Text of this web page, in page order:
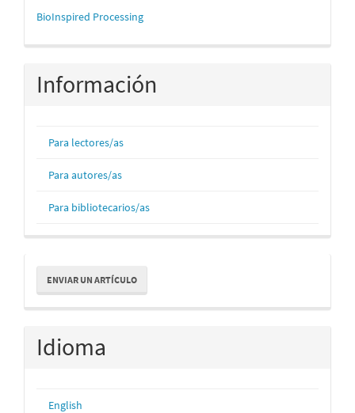
mascerca
BioInspired Processing
Información
Para lectores/as
Para autores/as
Para bibliotecarios/as
Enviar
un
artículo
ENVIAR UN ARTÍCULO
Idioma
English